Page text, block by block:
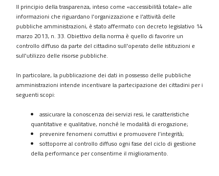
Enti
controllati
Attività
e
procedimenti
Controlli
sulle
contratti
Il principio della trasparenza, inteso come «accessibilità totale» alle
informazioni che riguardano l'organizzazione e l'attività delle
pubbliche amministrazioni, è stato affermato con decreto legislativo 14
marzo 2013, n. 33. Obiettivo della norma è quello di favorire un
controllo diffuso da parte del cittadino sull'operato delle istituzioni e
sull'utilizzo delle risorse pubbliche.
In particolare, la pubblicazione dei dati in possesso delle pubbliche
amministrazioni intende incentivare la partecipazione dei cittadini per i
seguenti scopi:
assicurare la conoscenza dei servizi resi, le caratteristiche
quantitative e qualitative, nonché le modalità di erogazione;
prevenire fenomeni corruttivi e promuovere l’integrità;
sottoporre al controllo diffuso ogni fase del ciclo di gestione
della performance per consentirne il miglioramento.